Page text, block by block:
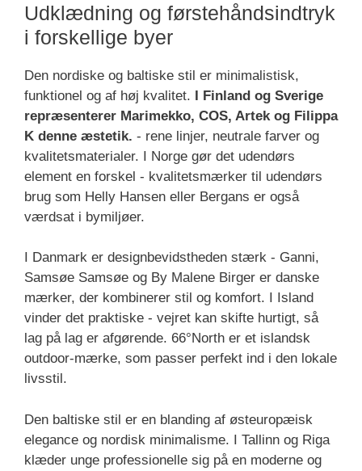
Udklædning og førstehåndsindtryk
i forskellige byer
Den nordiske og baltiske stil er minimalistisk,
funktionel og af høj kvalitet. I Finland og Sverige
repræsenterer Marimekko, COS, Artek og Filippa
K denne æstetik. - rene linjer, neutrale farver og
kvalitetsmaterialer. I Norge gør det udendørs
element en forskel - kvalitetsmærker til udendørs
brug som Helly Hansen eller Bergans er også
værdsat i bymiljøer.
I Danmark er designbevidstheden stærk - Ganni,
Samsøe Samsøe og By Malene Birger er danske
mærker, der kombinerer stil og komfort. I Island
vinder det praktiske - vejret kan skifte hurtigt, så
lag på lag er afgørende. 66°North er et islandsk
outdoor-mærke, som passer perfekt ind i den lokale
livsstil.
Den baltiske stil er en blanding af østeuropæisk
elegance og nordisk minimalisme. I Tallinn og Riga
klæder unge professionelle sig på en moderne og